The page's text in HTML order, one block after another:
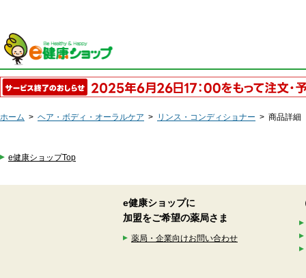
ホーム > ヘア・ボディ・オーラルケア > リンス・コンディショナー > 商品詳細
e健康ショップTop
e健康ショップに
加盟をご希望の薬局さま
薬局・企業向けお問い合わせ